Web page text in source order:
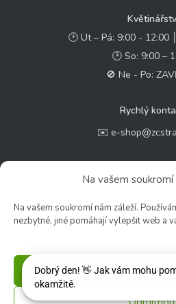
Na vašem
Na vašem soukromí nám záleží.
nezbytné, jiné pomáhají vylepšit web a
Příjmout
🕑 Ut – Pá: 9:00 - 12:00
🕑 So: 9:00 –
🚫 Ne - Po:
Rychlý
✉️ e-